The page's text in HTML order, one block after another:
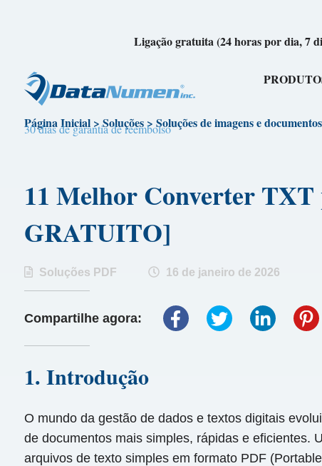
Ligação gratuita (24 horas por dia, 7
30 dias de garantia de reembolso
Página Inicial>Soluções> Soluções de imagens e documentos
11 Melhor Converter
GRATUITO]
Soluções PDF 16 de janeiro de 2026
Compartilhe agora:
1. Introdução
O mundo da gestão de dados e textos digitais
de documentos mais simples, rápidas e eficientes.
arquivos de texto simples em formato PDF